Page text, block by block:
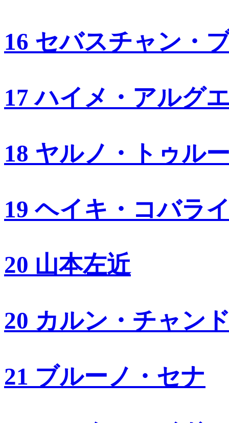
16 セバスチャン・
17 ハイメ・アルグ
18 ヤルノ・トゥル
19 ヘイキ・コバラ
20 山本左近
20 カルン・チャン
21 ブルーノ・セナ